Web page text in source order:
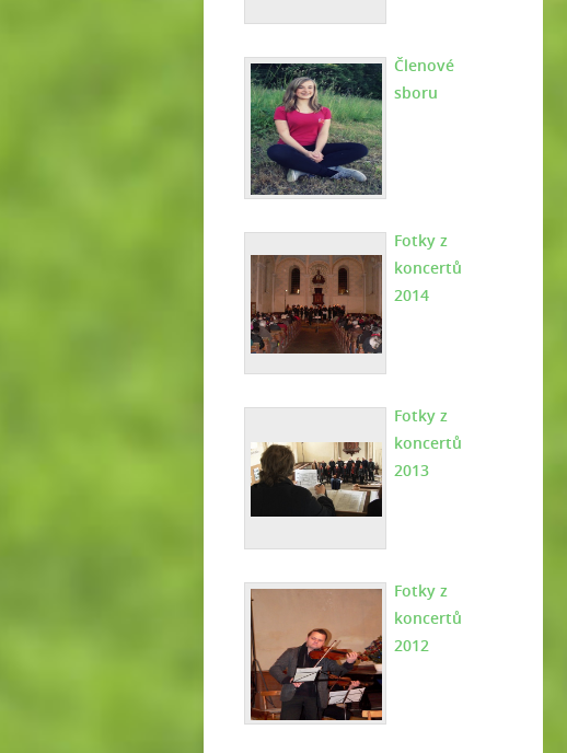
Členové
sboru
Fotky z
koncertů
2014
Fotky z
koncertů
2013
Fotky z
koncertů
2012